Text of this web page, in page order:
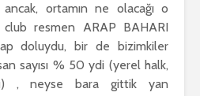
ortamın ne olacağı o
resmen ARAP BAHARI
doluydu, bir de bizimkiler
sayısı % 50 ydi (yerel halk,
, neyse bara gittik yan